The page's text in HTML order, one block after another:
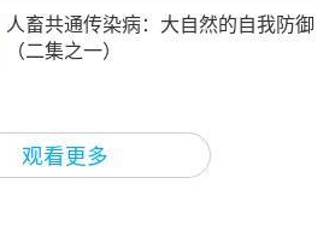
观看更多
人畜共通传染病：大自然的自我防御
（二集之一）
2020-08-10